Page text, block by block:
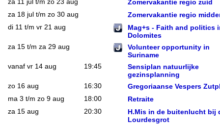
za 11 jul t/m zo 23 aug Zomervakantie regio zuid
za 18 jul t/m zo 30 aug Zomervakantie regio
di 11 t/m vr 21 aug
Mag+s - Faith and politics
Dolomites
za 15 t/m za 29 aug
Volunteer opportunity in
Suriname
vanaf vr 14 aug 19:45
Sensiplan natuurlijke
gezinsplanning
zo 16 aug 16:30 Gregoriaanse Vespers
ma 3 t/m zo 9 aug 18:00 Retraite
za 15 aug 20:30
H.Mis in de buitenlucht bij
Lourdesgrot